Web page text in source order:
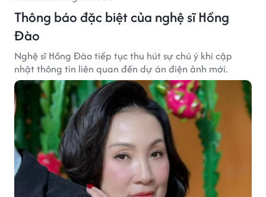
Thông báo đặc biệt của nghệ sĩ Hồng
Đào
Nghệ sĩ Hồng Đào tiếp tục thu hút sự chú ý khi cập
nhật thông tin liên quan đến dự án điện ảnh mới.